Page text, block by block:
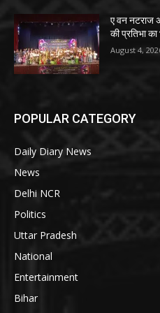
ए वन नटराज
की प्रतिभा
August 4,
POPULAR CATEGORY
Daily Diary News
News
Delhi NCR
Politics
Uttar Pradesh
National
Entertainment
Bihar